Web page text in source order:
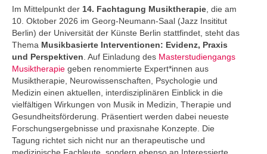
Im Mittelpunkt der 14. Fachtagung Musiktherapie , die am
10. Oktober 2026 im Georg-Neumann-Saal (Jazz Insititut
Berlin) der Universität der Künste Berlin stattfindet, steht das
Thema Musikbasierte Interventionen: Evidenz, Praxis
und Perspektiven . Auf Einladung des Masterstudiengangs
Musiktherapie geben renommierte Expert*innen aus
Musiktherapie, Neurowissenschaften, Psychologie und
Medizin einen aktuellen, interdisziplinären Einblick in die
vielfältigen Wirkungen von Musik in Medizin, Therapie und
Gesundheitsförderung. Präsentiert werden dabei neueste
Forschungsergebnisse und praxisnahe Konzepte. Die
Tagung richtet sich nicht nur an therapeutische und